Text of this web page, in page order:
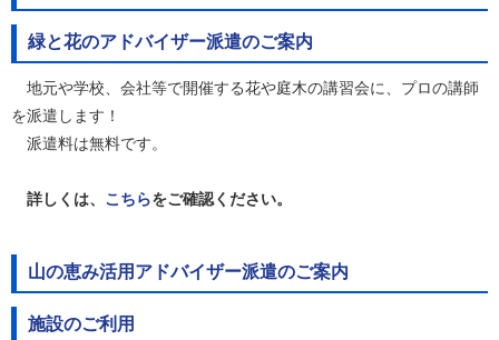
緑と花のアドバイザー派遣のご案内
地元や学校、会社等で開催する花や庭木の講習会に、プロの講師
を派遣します！
派遣料は無料です。
詳しくは、 こちらをご確認ください。
山の恵み活用アドバイザー派遣のご案内
施設のご利用